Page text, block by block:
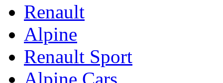
Renault
Alpine
Renault Sport
Alpine Cars